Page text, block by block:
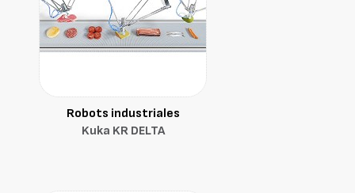
Robots industriales
Kuka KR DELTA